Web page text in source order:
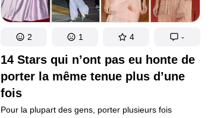
Ce qui est encore plus curieux, c’est que cette
nuance de couleur particulière a un nom :
intrinsèque.
14 Stars qui n’ont pas eu honte de
porter la même tenue plus d’une
fois
Pour la plupart des gens, porter plusieurs fois
2 1 4 -